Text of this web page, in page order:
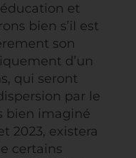
et
bien s’il est
son
d’un
qui seront
par le
bien imaginé
2023, existera
certains